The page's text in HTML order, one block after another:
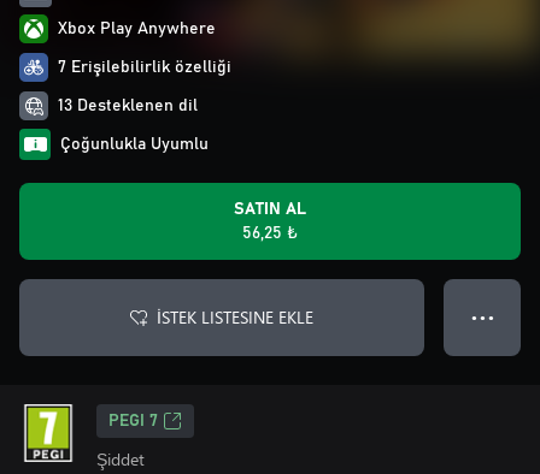
Xbox Play Anywhere
7 Erişilebilirlik özelliği
13 Desteklenen dil
Çoğunlukla Uyumlu
SATIN AL
56,25 ₺
İSTEK LISTESINE EKLE ● ● ●
PEGI 7
Şiddet